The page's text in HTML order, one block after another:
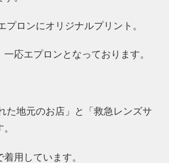
プロンにオリジナルプリント。
応エプロンとなっております。
た地元のお店」と「救急レンズサ
用しています。